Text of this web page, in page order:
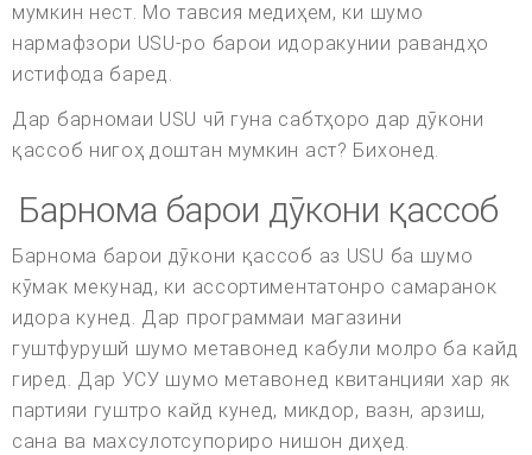
мумкин нест. Мо тавсия медиҳем, ки шумо
нармафзори USU-ро барои идоракунии равандҳо
истифода баред.
Дар барномаи USU чӣ гуна сабтҳоро дар дӯкони
қассоб нигоҳ доштан мумкин аст? Бихонед.
Барнома барои дӯкони қассоб
Барнома барои дӯкони қассоб аз USU ба шумо
кӯмак мекунад, ки ассортиментатонро самаранок
идора кунед. Дар программаи магазини
гуштфурушй шумо метавонед кабули молро ба кайд
гиред. Дар УСУ шумо метавонед квитанцияи хар як
партияи гуштро кайд кунед, микдор, вазн, арзиш,
сана ва махсулотсупориро нишон диҳед.